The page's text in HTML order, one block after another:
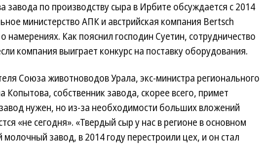
завода по производству сыра в Ирбите обсуждается с 2014
министерство АПК и австрийская компания Bertsch
намерениях. Как пояснил господин Суетин, сотрудничество
компания выиграет конкурс на поставку оборудования.
Союза животноводов Урала, экс-министра регионального
Копытова, собственник завода, скорее всего, примет
нужен, но из-за необходимости больших вложений
«не сегодня». «Твердый сыр у нас в регионе в основном
молочный завод, в 2014 году перестроили цех, и он стал